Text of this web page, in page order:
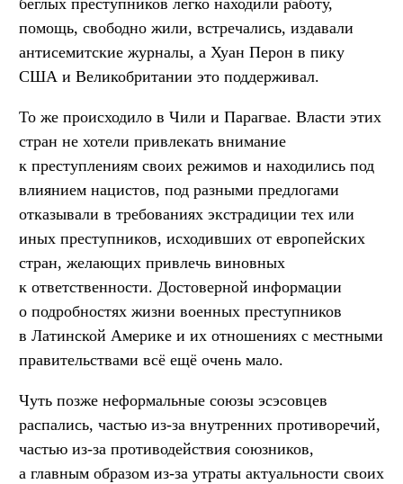
беглых преступников легко находили работу,
помощь, свободно жили, встречались, издавали
антисемитские журналы, а Хуан Перон в пику
США и Великобритании это поддерживал.
То же происходило в Чили и Парагвае. Власти этих
стран не хотели привлекать внимание
к преступлениям своих режимов и находились под
влиянием нацистов, под разными предлогами
отказывали в требованиях экстрадиции тех или
иных преступников, исходивших от европейских
стран, желающих привлечь виновных
к ответственности. Достоверной информации
о подробностях жизни военных преступников
в Латинской Америке и их отношениях с местными
правительствами всё ещё очень мало.
Чуть позже неформальные союзы эсэсовцев
распались, частью из-за внутренних противоречий,
частью из-за противодействия союзников,
а главным образом из-за утраты актуальности своих